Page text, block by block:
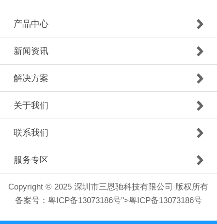
产品中心
新闻资讯
解决方案
关于我们
联系我们
服务专区
Copyright © 2025 深圳市三恩驰科技有限公司 版权所有
备案号： 粤ICP备13073186号">粤ICP备13073186号